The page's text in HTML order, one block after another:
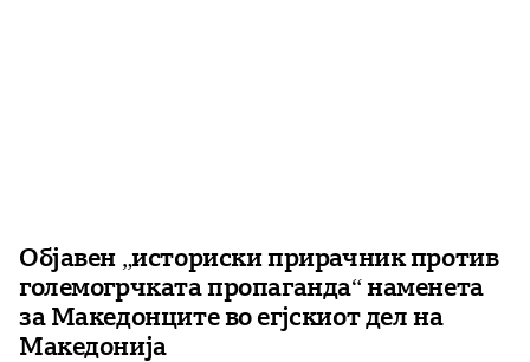
Објавен „историски прирачник против
големогрчката пропаганда“ наменета
за Македонците во егјскиот дел на
Македонија